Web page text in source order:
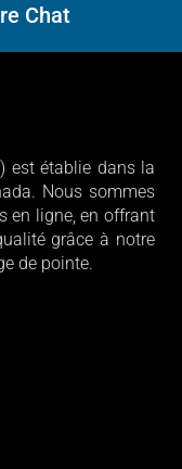
Chat
est établie dans la
Nous sommes
en ligne, en offrant
grâce à notre
de pointe.